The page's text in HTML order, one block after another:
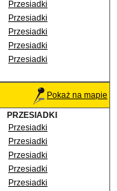
Przesiadki
Przesiadki
Przesiadki
Przesiadki
Przesiadki
Pokaż na mapie
PRZESIADKI
Przesiadki
Przesiadki
Przesiadki
Przesiadki
Przesiadki